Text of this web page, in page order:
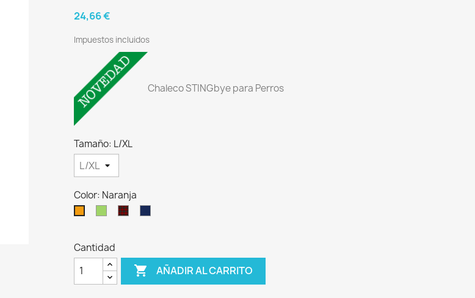
24,66 €
Impuestos incluidos
Chaleco STINGbye para Perros
Tamaño: L/XL
Color: Naranja
VerdeEscocés
Cantidad
 AÑADIR AL CARRITO